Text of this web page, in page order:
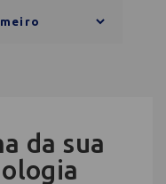
da sua